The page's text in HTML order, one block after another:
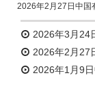
2026年3月24
2026年2月27
2026年1月9